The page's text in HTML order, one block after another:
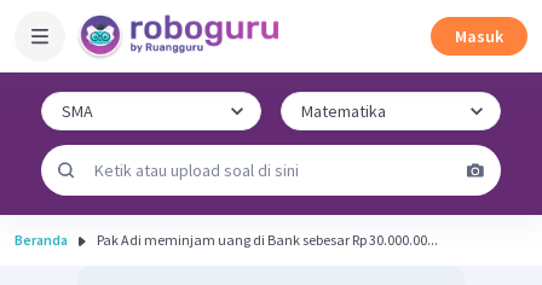
Masuk
Beranda Pak Adi meminjam uang di Bank sebesar Rp 30.000.00...